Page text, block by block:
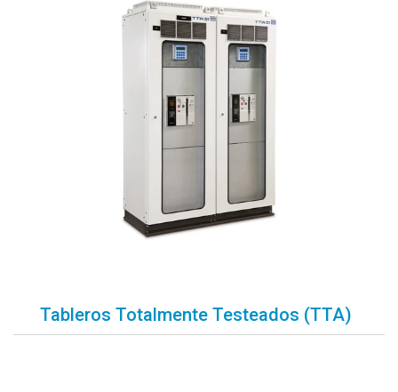
Tableros Totalmente Testeados (TTA)